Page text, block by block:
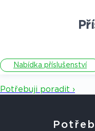
Nabídka příslušenství
Potřebuji poradit ›